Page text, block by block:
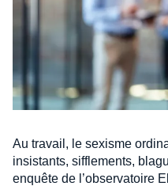
Au travail, le sexisme
insistants, sifflements,
enquête de l’observatoire